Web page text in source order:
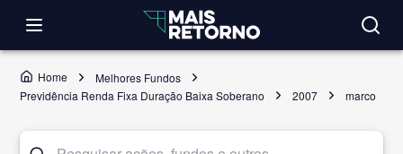
Home
Melhores Fundos
Previdência Renda Fixa Duração Baixa Soberano
2007 marco